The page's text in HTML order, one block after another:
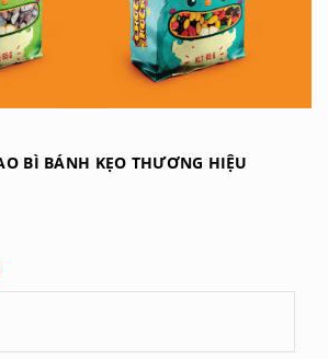
BÌ BÁNH KẸO THƯƠNG HIỆU